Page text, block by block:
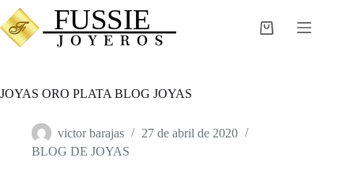
Saltar
al
contenido
Carro
JOYAS ORO PLATA BLOG JOYAS
victor barajas
27 de abril de 2020
BLOG DE JOYAS